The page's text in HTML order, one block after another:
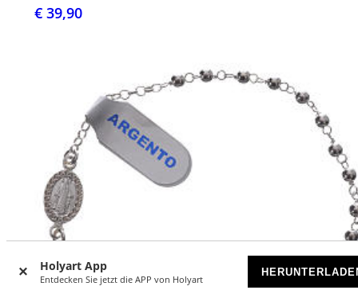
Holyart App
Entdecken Sie jetzt die APP von Holyart
€ 39,90